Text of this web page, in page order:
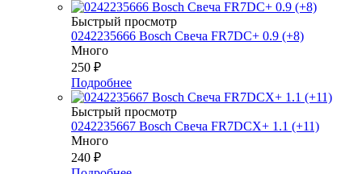
Быстрый просмотр
0242235666 Bosch Свеча FR7DC+ 0.9 (+8)
Много
250 ₽
Подробнее
Быстрый просмотр
0242235667 Bosch Свеча FR7DCX+ 1.1 (+11)
Много
240 ₽